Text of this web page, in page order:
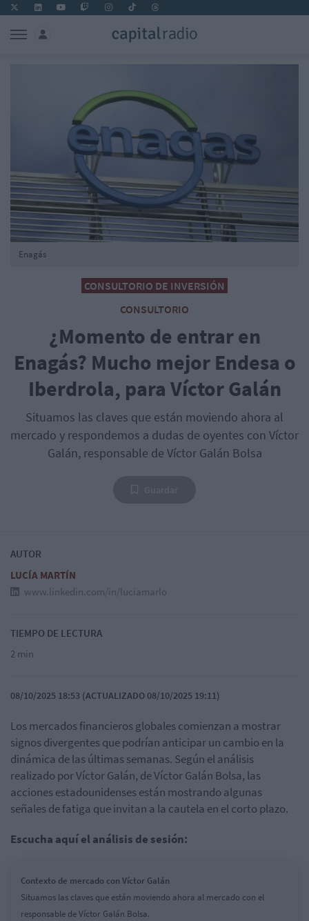
CONSULTORIO DE INVERSIÓN
CONSULTORIO
¿Momento de entrar en
Enagás? Mucho mejor Endesa o
Iberdrola, para Víctor Galán
Situamos las claves que están moviendo ahora al
mercado y respondemos a dudas de oyentes con Víctor
Galán, responsable de Víctor Galán Bolsa
Enagás
AUTOR
LUCÍA MARTÍN
www.linkedin.com/in/luciamarlo
TIEMPO DE LECTURA
2 min
08/10/2025 18:53 (ACTUALIZADO 08/10/2025 19:11)
Los mercados financieros globales comienzan a mostrar
signos divergentes que podrían anticipar un cambio en la
dinámica de las últimas semanas. Según el análisis
realizado por Víctor Galán, de Víctor Galán Bolsa, las
acciones estadounidenses están mostrando algunas
señales de fatiga que invitan a la cautela en el corto plazo.
Escucha aquí el análisis de sesión:
Contexto de mercado con Víctor Galán
Situamos las claves que están moviendo ahora al mercado con el
responsable de Víctor Galán Bolsa.